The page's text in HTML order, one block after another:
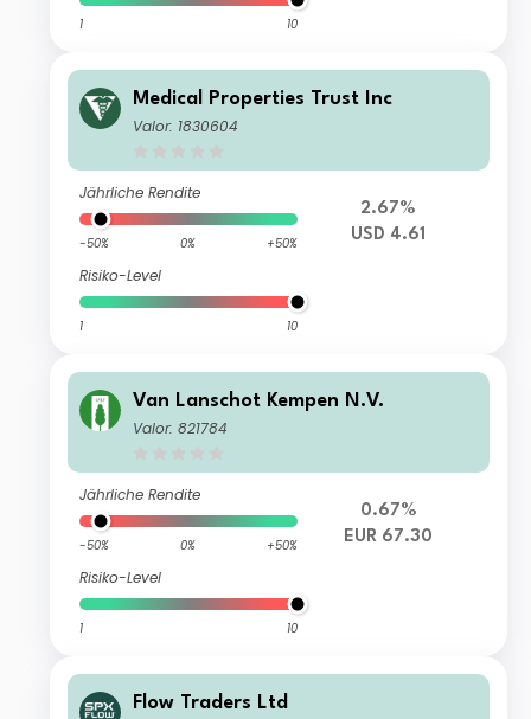
1 10
Medical Properties Trust Inc
Valor: 1830604
Jährliche Rendite
-50% 0% +50%
Risiko-Level
1 10
2.67%
USD 4.61
Van Lanschot Kempen N.V.
Valor: 821784
Jährliche Rendite
-50% 0% +50%
Risiko-Level
1 10
0.67%
EUR 67.30
Flow Traders Ltd